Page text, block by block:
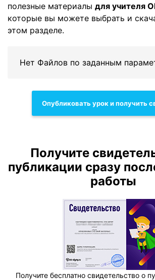
полезные материалы для учителя
которые вы можете выбрать и
этом разделе.
Нет Файлов по заданным
Опубликовать урок и получить
Получите
публикации сразу
работы
Получите бесплатно свидетельство о